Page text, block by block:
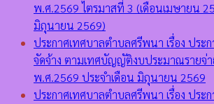
พ.ศ.2569 ไตรมาสที่ 3 (เดือนเมษายน
มิถุนายน 2569)
ประกาศเทศบาลตำบลศรีพนา เรื่อง ประ
จัดจ้าง ตามเทศบัญญัติงบประมาณรายจ่
พ.ศ.2569 ประจำเดือน มิถุนายน 2569
ประกาศเทศบาลตำบลศรีพนา เรื่อง ประ